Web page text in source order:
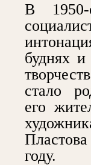
В 1950-
буднях
стало
его
году.